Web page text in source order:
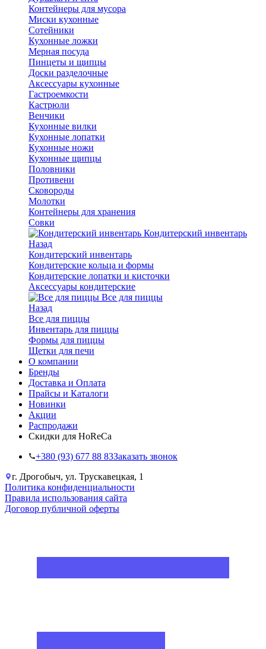
Контейнеры для мусора
Миски кухонные
Сотейники
Кухонные ложки
Мерная посуда
Пинцеты и щипцы
Доски разделочные
Аксессуары кухонные
Гастроемкости
Кастрюли
Венчики
Кухонные вилки
Кухонные лопатки
Кухонные ножи
Кухонные щипцы
Половники
Противени
Сковороды
Молотки
Контейнеры для хранения
Совки
Кондитерский инвентарь
Назад
Кондитерский инвентарь
Кондитерские кольца и формы
Кондитерские лопатки и кисточки
Аксессуары кондитерские
Все для пиццы
Назад
Все для пиццы
Инвентарь для пиццы
Формы для пиццы
Щетки для печи
О компании
Бренды
Доставка и Оплата
Прайсы и Каталоги
Новинки
Акции
Распродажи
Скидки для HoReCa
+38‎0 (93) 677 88 83Заказать звонок
г. Дрогобыч, ул. Трускавецкая, 1
Политика конфиденциальности
Правила использования сайта
Договор публичной оферты